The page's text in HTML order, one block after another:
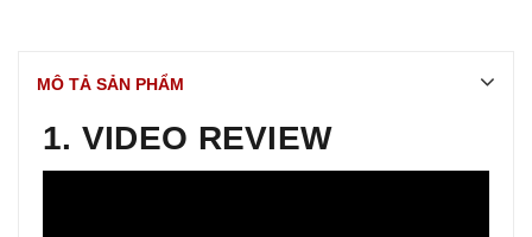
MÔ TẢ SẢN PHẨM
1. VIDEO REVIEW